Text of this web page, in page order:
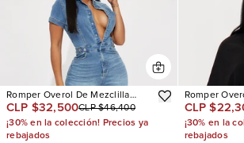
Romper Overol De Mezclilla
Fading Into Friday
CLP $32,500CLP $46,400
¡30% en la colección! Precios ya
rebajados
Romper
CLP
¡30% en la
rebajados